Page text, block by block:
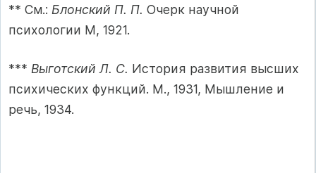
** См.: Блонский П. П. Очерк научной
психологии М, 1921.
*** Выготский Л. С. История развития высших
психических функций. М., 1931, Мышление и
речь, 1934.